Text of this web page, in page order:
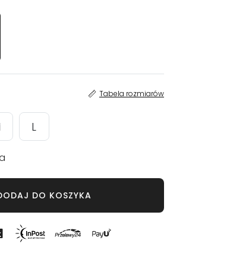
Tabela rozmiarów
L
DO KOSZYKA